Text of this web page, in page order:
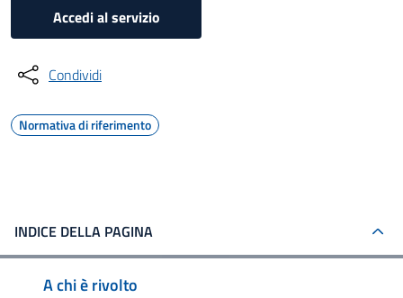
Accedi al servizio
Condividi
Normativa di riferimento
INDICE DELLA PAGINA
A chi è rivolto